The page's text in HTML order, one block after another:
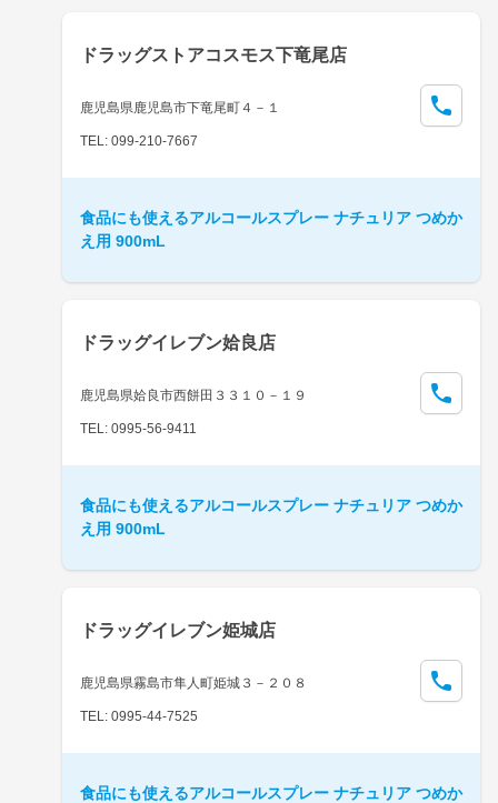
ドラッグストアコスモス下竜尾店
鹿児島県鹿児島市下竜尾町４－１
TEL: 099-210-7667
食品にも使えるアルコールスプレー ナチュリア つめか
え用 900mL
ドラッグイレブン姶良店
鹿児島県姶良市西餅田３３１０－１９
TEL: 0995-56-9411
食品にも使えるアルコールスプレー ナチュリア つめか
え用 900mL
ドラッグイレブン姫城店
鹿児島県霧島市隼人町姫城３－２０８
TEL: 0995-44-7525
食品にも使えるアルコールスプレー ナチュリア つめか